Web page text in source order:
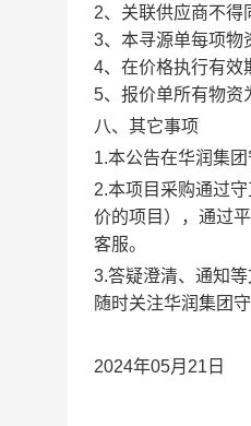
2、关联供应商不得
3、本寻源单每项物
4、在价格执行有效
5、报价单所有物资
八、其它事项
1.本公告在华润集
2.本项目采购通过
价的项目），通过
客服。
3.答疑澄清、通知
随时关注华润集团
2024年05月21日